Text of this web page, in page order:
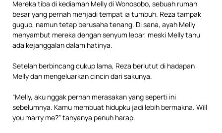
Mereka tiba di kediaman Melly di Wonosobo, sebuah rumah
besar yang pernah menjadi tempat ia tumbuh. Reza tampak
gugup, namun tetap berusaha tenang. Di sana, ayah Melly
menyambut mereka dengan senyum lebar, meski Melly tahu
ada kejanggalan dalam hatinya.
Setelah berbincang cukup lama, Reza berlutut di hadapan
Melly dan mengeluarkan cincin dari sakunya.
“Melly, aku nggak pernah merasakan yang seperti ini
sebelumnya. Kamu membuat hidupku jadi lebih bermakna. Will
you marry me?” tanyanya penuh harap.